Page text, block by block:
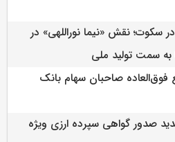
سکوت؛ نقش «نیما نوراللهی» در
به سمت تولید ملی
صاحبان سهام بانک
صدور گواهی سپرده ارزی ویژه